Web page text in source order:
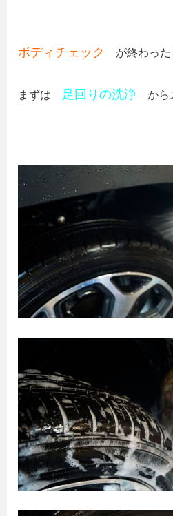
ボディチェック が終わっ
まずは 足回りの洗浄 から